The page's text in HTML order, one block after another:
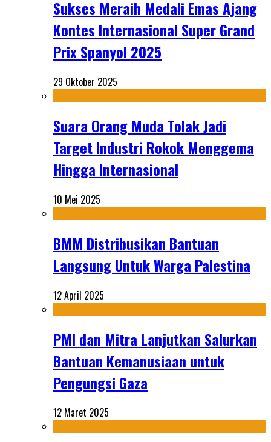
Sukses Meraih Medali Emas Ajang
Kontes Internasional Super Grand
Prix Spanyol 2025
29 Oktober 2025
Suara Orang Muda Tolak Jadi
Target Industri Rokok Menggema
Hingga Internasional
10 Mei 2025
BMM Distribusikan Bantuan
Langsung Untuk Warga Palestina
12 April 2025
PMI dan Mitra Lanjutkan Salurkan
Bantuan Kemanusiaan untuk
Pengungsi Gaza
12 Maret 2025